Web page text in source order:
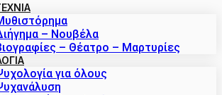
– Νουβέλα
– Θέατρο – Μαρτυρίες
για όλους